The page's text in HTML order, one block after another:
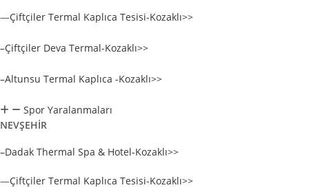
—Çiftçiler Termal Kaplıca Tesisi-Kozaklı>>
–Çiftçiler Deva Termal-Kozaklı>>
–Altunsu Termal Kaplıca -Kozaklı>>
Spor Yaralanmaları
NEVŞEHİR
–Dadak Thermal Spa & Hotel-Kozaklı>>
—Çiftçiler Termal Kaplıca Tesisi-Kozaklı>>